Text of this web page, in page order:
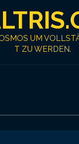
UM
T ZU WERDEN.